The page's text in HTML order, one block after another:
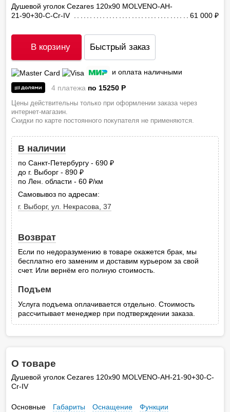
Душевой уголок Cezares 120х90 MOLVENO-AH-
21-90+30-C-Cr-IV
61 000
В корзину Быстрый заказ
и оплата наличными
4 платежа по 15250 P
Цены действительны только при оформлении заказа через
интернет-магазин.
Скидки по карте постоянного покупателя не применяются.
В наличии
по Санкт-Петербургу - 690
до г. Выборг - 890
по Лен. области - 60
руб.
/км
Самовывоз по адресам:
г. Выборг, ул. Некрасова, 37
Возврат
Если по недоразумению в товаре окажется брак, мы
бесплатно его заменим и доставим курьером за свой
счет. Или вернём его полную стоимость.
Подъем
Услуга подъема оплачивается отдельно. Стоимость
рассчитывает менеджер при подтверждении заказа.
О товаре
Душевой уголок Cezares 120х90 MOLVENO-AH-21-90+30-C-
Cr-IV
Основные Габариты Оснащение Функции